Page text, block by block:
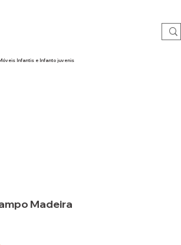
Infantis e Infanto juvenis
Madeira